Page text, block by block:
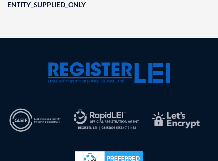
ENTITY_SUPPLIED_ONLY